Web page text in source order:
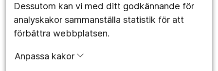
Dessutom kan vi med ditt godkännande för
analyskakor sammanställa statistik för att
förbättra webbplatsen.
Anpassa kakor
Följ oss
Facebook